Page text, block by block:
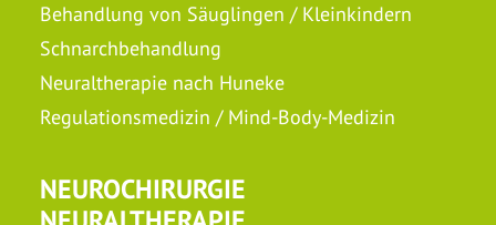
Behandlung von Säuglingen / Kleinkindern
Schnarchbehandlung
Neuraltherapie nach Huneke
Regulationsmedizin / Mind-Body-Medizin
NEUROCHIRURGIE